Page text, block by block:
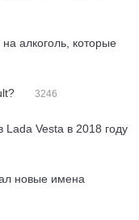
алкоголь, которые
3246
Vesta в 2018 году
новые имена